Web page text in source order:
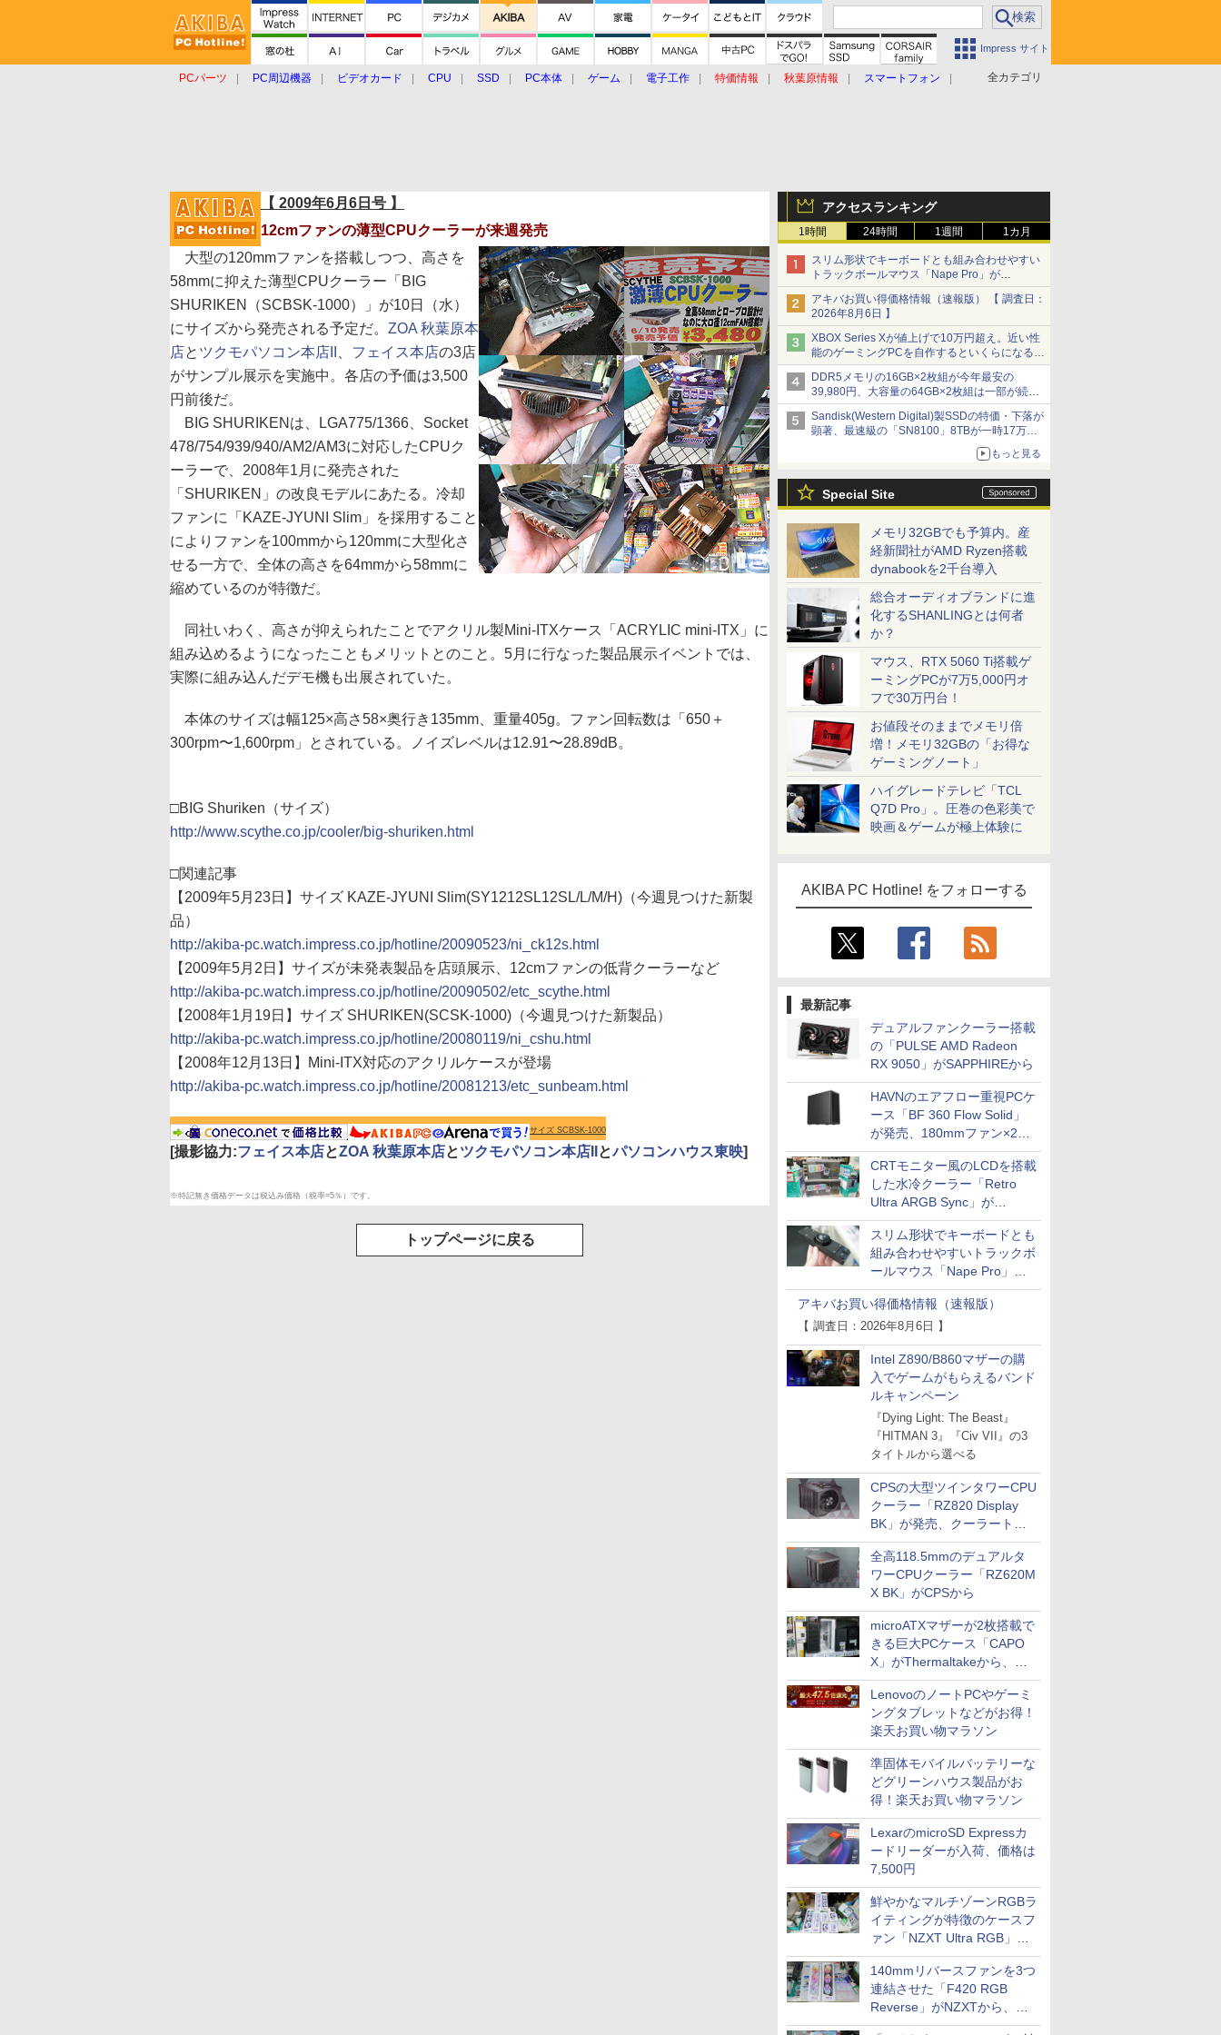
Impress サイト
全カテゴリ
PCパーツ PC周辺機器 ビデオカード CPU SSD PC本体 ゲーム 電子工作 特価情報 秋葉原情報
スマートフォン
アクセスランキング
1時間 24時間 1週間 1カ月
スリム形状でキーボードとも組み合わせやすい
トラックボールマウス「Nape Pro」が
Keychronから
アキバお買い得価格情報（速報版） 【 調査日：
2026年8月6日 】
XBOX Series Xが値上げで10万円超え。近い性
能のゲーミングPCを自作するといくらになる？
【石田賀津男の『酒の肴にPCゲーム』】
DDR5メモリの16GB×2枚組が今年最安の
39,980円、大容量の64GB×2枚組は一部が続騰
[8月前半のメモリ価格]
Sandisk(Western Digital)製SSDの特価・下落が
顕著、最速級の「SN8100」8TBが一時17万円
もっと見る
Special Site
メモリ32GBでも予算内。産
経新聞社がAMD Ryzen搭載
dynabookを2千台導入
総合オーディオブランドに進
化するSHANLINGとは何者
か？
マウス、RTX 5060 Ti搭載ゲ
ーミングPCが7万5,000円オ
フで30万円台！
お値段そのままでメモリ倍
増！メモリ32GBの「お得な
ゲーミングノート」
ハイグレードテレビ「TCL
Q7D Pro」。圧巻の色彩美で
映画＆ゲームが極上体験に
AKIBA PC Hotline! をフォローする
最新記事
デュアルファンクーラー搭載
の「PULSE AMD Radeon
RX 9050」がSAPPHIREから
HAVNのエアフロー重視PCケ
ース「BF 360 Flow Solid」
が発売、180mmファン×2搭
載
CRTモニター風のLCDを搭載
した水冷クーラー「Retro
Ultra ARGB Sync」が
Thermaltakeから
スリム形状でキーボードとも
組み合わせやすいトラックボ
ールマウス「Nape Pro」が
Keychronから
アキバお買い得価格情報（速報版）
【 調査日：2026年8月6日 】
Intel Z890/B860マザーの購
入でゲームがもらえるバンド
ルキャンペーン
『Dying Light: The Beast』
『HITMAN 3』『Civ VII』の3
タイトルから選べる
CPSの大型ツインタワーCPU
クーラー「RZ820 Display
BK」が発売、クーラートッ
プに5インチ液晶搭載
全高118.5mmのデュアルタ
ワーCPUクーラー「RZ620M
X BK」がCPSから
microATXマザーが2枚搭載で
きる巨大PCケース「CAPO
X」がThermaltakeから、カ
ラーは2色
LenovoのノートPCやゲーミ
ングタブレットなどがお得！
楽天お買い物マラソン
準固体モバイルバッテリーな
どグリーンハウス製品がお
得！楽天お買い物マラソン
LexarのmicroSD Expressカ
ードリーダーが入荷、価格は
7,500円
鮮やかなマルチゾーンRGBラ
イティングが特徴のケースフ
ァン「NZXT Ultra RGB」が
発売、計8製品
140mmリバースファンを3つ
連結させた「F420 RGB
Reverse」がNZXTから、単
一フレーム採用
【 2009年6月6日号 】
12cmファンの薄型CPUクーラーが来週発売
大型の120mmファンを搭載しつつ、高さを
58mmに抑えた薄型CPUクーラー「BIG
SHURIKEN（SCBSK-1000）」が10日（水）
にサイズから発売される予定だ。 ZOA 秋葉原本
店と ツクモパソコン本店II フェイス本店の3店
がサンプル展示を実施中。各店の予価は3,500
円前後だ。
BIG SHURIKENは、LGA775/1366、Socket
478/754/939/940/AM2/AM3に対応したCPUク
ーラーで、2008年1月に発売された
「SHURIKEN」の改良モデルにあたる。冷却
ファンに「KAZE-JYUNI Slim」を採用すること
によりファンを100mmから120mmに大型化さ
せる一方で、全体の高さを64mmから58mmに
縮めているのが特徴だ。
同社いわく、高さが抑えられたことでアクリル製Mini-ITXケース「ACRYLIC mini-ITX」に
組み込めるようになったこともメリットとのこと。5月に行なった製品展示イベントでは、
実際に組み込んだデモ機も出展されていた。
本体のサイズは幅125×高さ58×奥行き135mm、重量405g。ファン回転数は「650＋
300rpm〜1,600rpm」とされている。ノイズレベルは12.91〜28.89dB。
□BIG Shuriken（サイズ）
http://www.scythe.co.jp/cooler/big-shuriken.html
□関連記事
【2009年5月23日】サイズ KAZE-JYUNI Slim(SY1212SL12SL/L/M/H)（今週見つけた新製
品）
http://akiba-pc.watch.impress.co.jp/hotline/20090523/ni_ck12s.html
【2009年5月2日】サイズが未発表製品を店頭展示、12cmファンの低背クーラーなど
http://akiba-pc.watch.impress.co.jp/hotline/20090502/etc_scythe.html
【2008年1月19日】サイズ SHURIKEN(SCSK-1000)（今週見つけた新製品）
http://akiba-pc.watch.impress.co.jp/hotline/20080119/ni_cshu.html
【2008年12月13日】Mini-ITX対応のアクリルケースが登場
http://akiba-pc.watch.impress.co.jp/hotline/20081213/etc_sunbeam.html
サイズ SCBSK-1000
[撮影協力:フェイス本店とZOA 秋葉原本店とツクモパソコン本店II とパソコンハウス東映]
※特記無き価格データは税込み価格（税率=5％）です。
トップページに戻る